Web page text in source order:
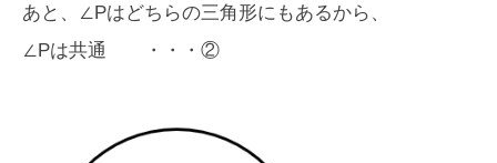
あと、∠Pはどちらの三角形にもあるから、
∠Pは共通 ・・・②